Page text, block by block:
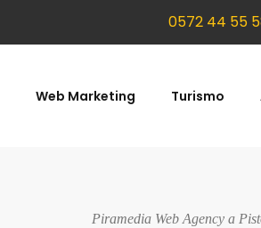
0572 44 55
Web Marketing Turismo
Piramedia Web Agency a